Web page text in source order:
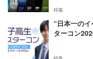
特集
“日本一の
ターコン